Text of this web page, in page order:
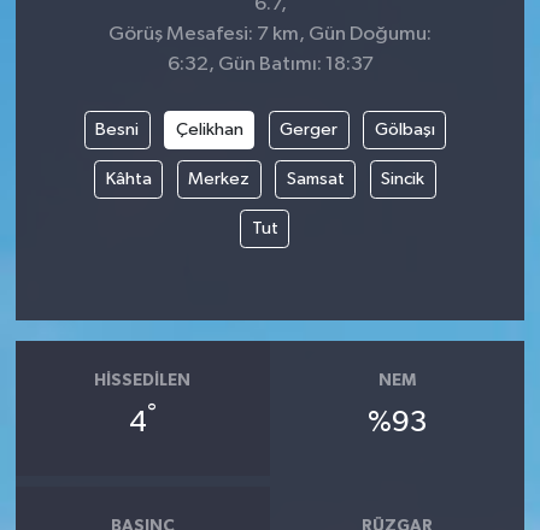
6.7,
Görüş Mesafesi: 7 km, Gün Doğumu:
6:32, Gün Batımı: 18:37
Besni Çelikhan Gerger Gölbaşı
Kâhta Merkez Samsat Sincik
Tut
HISSEDILEN
4°
NEM
%93
haber ara
Yazarlarımız
Videolu Haberler
Son Dakika